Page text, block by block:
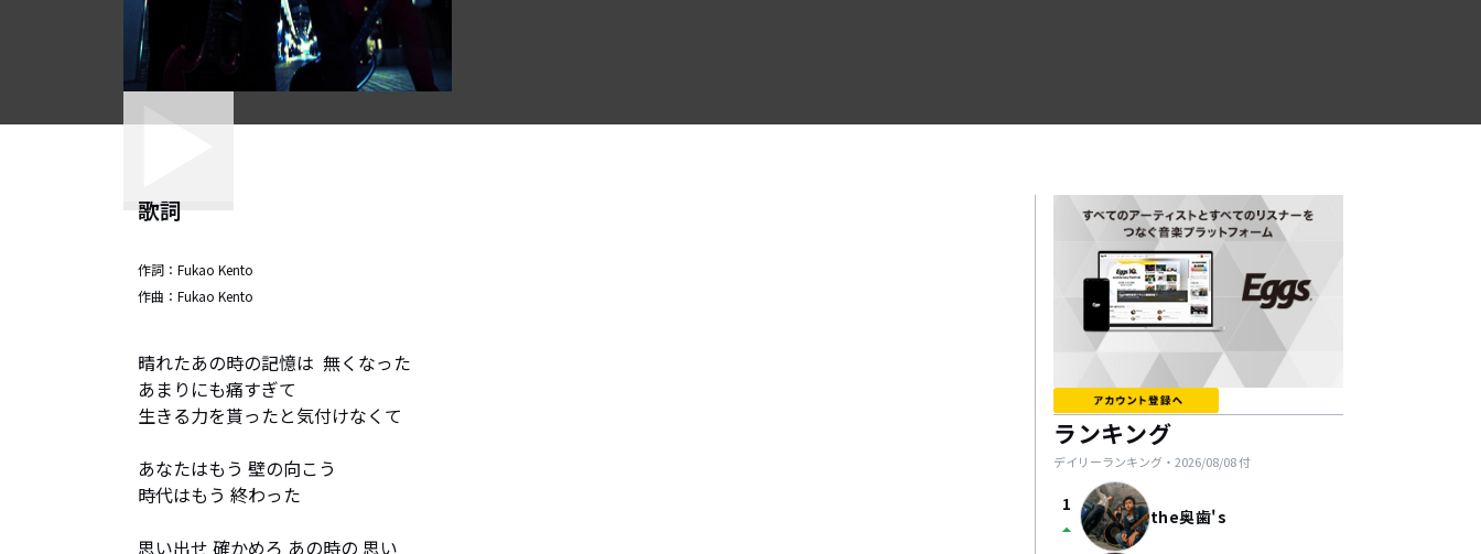
歌詞
作詞： Fukao Kento
作曲： Fukao Kento
晴れたあの時の記憶は  無くなった
あまりにも痛すぎて
生きる力を貰ったと気付けなくて
あなたはもう 壁の向こう
時代はもう 終わった
思い出せ 確かめろ あの時の 思い
ランキング
デイリーランキング・ 2026/08/08付
1
arrow_drop_up the奥歯's